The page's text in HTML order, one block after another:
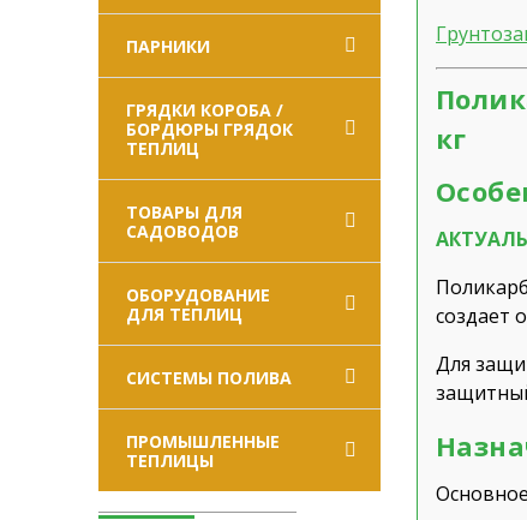
ПАРНИКИ
ГРЯДКИ КОРОБА /
БОРДЮРЫ ГРЯДОК
ТЕПЛИЦ
ТОВАРЫ ДЛЯ
САДОВОДОВ
ОБОРУДОВАНИЕ
ДЛЯ ТЕПЛИЦ
СИСТЕМЫ ПОЛИВА
ПРОМЫШЛЕННЫЕ
ТЕПЛИЦЫ
кг
создает
Для